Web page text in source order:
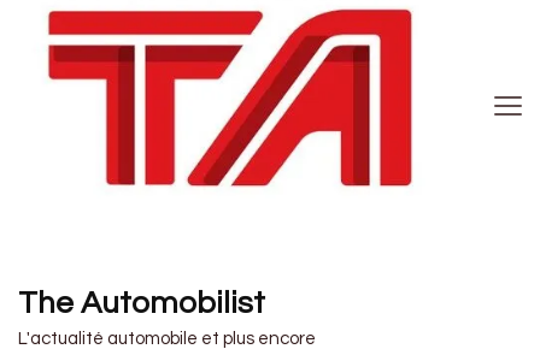
The Automobilist
L'actualité automobile et plus encore